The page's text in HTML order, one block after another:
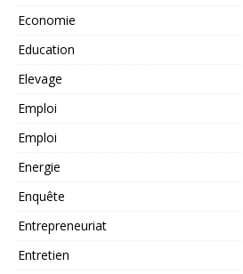
Economie
Education
Elevage
Emploi
Emploi
Energie
Enquête
Entrepreneuriat
Entretien